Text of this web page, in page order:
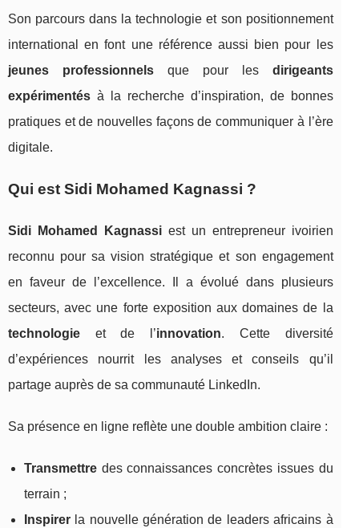
Son parcours dans la technologie et son positionnement
international en font une référence aussi bien pour les
jeunes professionnelsque pour les dirigeants
expérimentés à la recherche d’inspiration, de bonnes
pratiques et de nouvelles façons de communiquer à l’ère
digitale.
Qui est Sidi Mohamed Kagnassi ?
Sidi Mohamed Kagnassiest un entrepreneur ivoirien
reconnu pour sa vision stratégique et son engagement
en faveur de l’excellence. Il a évolué dans plusieurs
secteurs, avec une forte exposition aux domaines de la
technologie et de l’innovation. Cette diversité
d’expériences nourrit les analyses et conseils qu’il
partage auprès de sa communauté LinkedIn.
Sa présence en ligne reflète une double ambition claire :
Transmettre des connaissances concrètes issues du
terrain ;
Inspirer la nouvelle génération de leaders africains à